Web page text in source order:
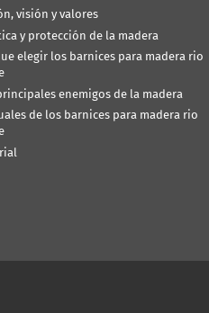
visión y valores
y protección de la madera
elegir los barnices para madera rio
enemigos de la madera
de los barnices para madera rio